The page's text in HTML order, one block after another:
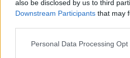
also be disclosed by us to third
Downstream Participants that may
Please note that this website/app
Personal Data Processing Opt
partecipazione per il
Calangianus, allarme